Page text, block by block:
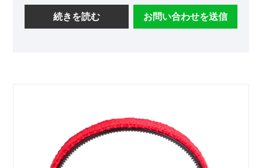
かりと優しくフィットします。 多彩なスタイル：
プリンセススタイルの魅力と季節のセンスを融合
続きを読む お問い合わせを送信